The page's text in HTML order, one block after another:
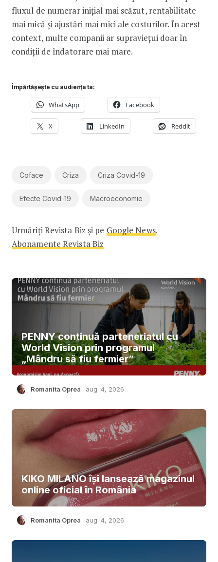
fluxul de numerar inițial mai scăzut, rentabilitate
mai mică și ajustări mai mici ale costurilor. În acest
context, multe companii ar supraviețui doar în
condiții de îndatorare mai mare.
Împărtășește cu audiența ta:
WhatsApp Facebook
X LinkedIn Reddit
Coface Criza Criza Covid-19
Efecte Covid-19 Macroeconomie
Urmăriți Revista Biz și pe Google News.
Abonamente Revista Biz
PENNY continuă parteneriatul cu
World Vision prin programul
„Mândru să fiu fermier”
Romanita Oprea aug. 4, 2026
KIKO MILANO își lansează magazinul
online oficial în România
Romanita Oprea aug. 4, 2026